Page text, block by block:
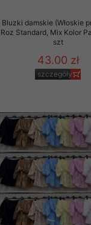
Bluzki damskie (Włoskie
Roz Standard, Mix Kolor
szt
43.00 zł
szczegóły